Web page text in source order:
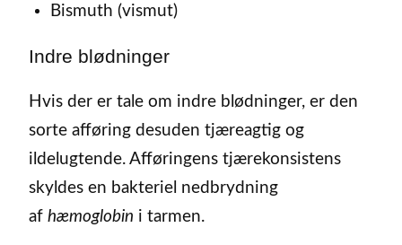
Bismuth (vismut)
Indre blødninger
Hvis der er tale om indre blødninger, er den
sorte afføring desuden tjæreagtig og
ildelugtende. Afføringens tjærekonsistens
skyldes en bakteriel nedbrydning
af hæmoglobin i tarmen.